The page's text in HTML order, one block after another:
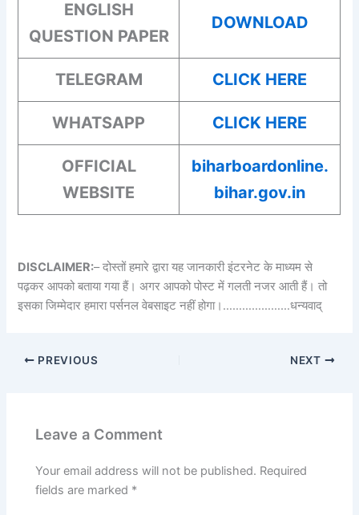
ENGLISH
QUESTION PAPER
DOWNLOAD
TELEGRAM CLICK HERE
WHATSAPP CLICK HERE
OFFICIAL
WEBSITE
biharboardonline.
bihar.gov.in
DISCLAIMER:– दोस्तों हमारे द्वारा यह जानकारी इंटरनेट के माध्यम से
पढ़कर आपको बताया गया हैं। अगर आपको पोस्ट में गलती नजर आती हैं। तो
इसका जिम्मेदार हमारा पर्सनल वेबसाइट नहीं होगा।…………………धन्यवाद्
PREVIOUS NEXT
Leave a Comment
Your email address will not be published. Required
fields are marked *